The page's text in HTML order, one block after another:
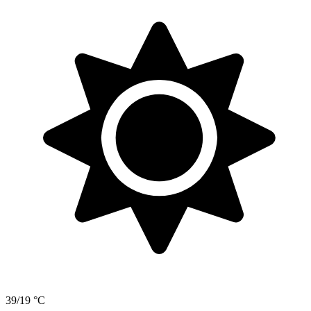
39/19 °C